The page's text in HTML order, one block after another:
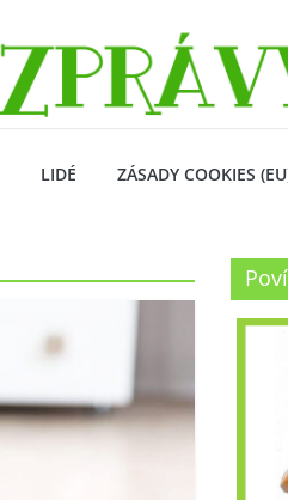
LIDÉ ZÁSADY COOKIES